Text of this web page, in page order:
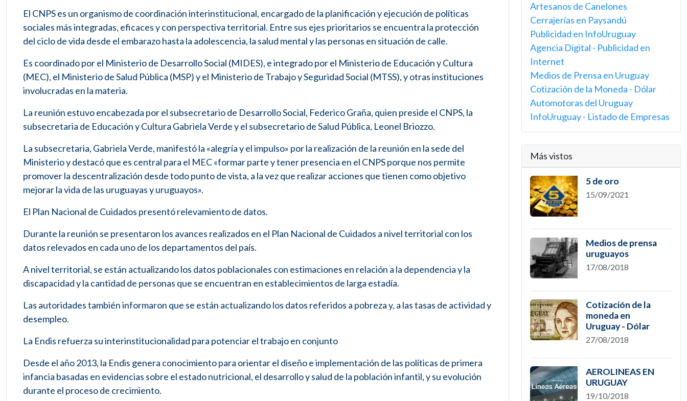
El CNPS es un organismo de coordinación interinstitucional, encargado de la planificación y ejecución de políticas
sociales más integradas, eficaces y con perspectiva territorial. Entre sus ejes prioritarios se encuentra la protección
del ciclo de vida desde el embarazo hasta la adolescencia, la salud mental y las personas en situación de calle.
Es coordinado por el Ministerio de Desarrollo Social (MIDES), e integrado por el Ministerio de Educación y Cultura
(MEC), el Ministerio de Salud Pública (MSP) y el Ministerio de Trabajo y Seguridad Social (MTSS), y otras instituciones
involucradas en la materia.
La reunión estuvo encabezada por el subsecretario de Desarrollo Social, Federico Graña, quien preside el CNPS, la
subsecretaria de Educación y Cultura Gabriela Verde y el subsecretario de Salud Pública, Leonel Briozzo.
La subsecretaria, Gabriela Verde, manifestó la «alegría y el impulso» por la realización de la reunión en la sede del
Ministerio y destacó que es central para el MEC «formar parte y tener presencia en el CNPS porque nos permite
promover la descentralización desde todo punto de vista, a la vez que realizar acciones que tienen como objetivo
mejorar la vida de las uruguayas y uruguayos».
El Plan Nacional de Cuidados presentó relevamiento de datos.
Durante la reunión se presentaron los avances realizados en el Plan Nacional de Cuidados a nivel territorial con los
datos relevados en cada uno de los departamentos del país.
A nivel territorial, se están actualizando los datos poblacionales con estimaciones en relación a la dependencia y la
discapacidad y la cantidad de personas que se encuentran en establecimientos de larga estadía.
Las autoridades también informaron que se están actualizando los datos referidos a pobreza y, a las tasas de actividad y
desempleo.
La Endis refuerza su interinstitucionalidad para potenciar el trabajo en conjunto
Desde el año 2013, la Endis genera conocimiento para orientar el diseño e implementación de las políticas de primera
infancia basadas en evidencias sobre el estado nutricional, el desarrollo y salud de la población infantil, y su evolución
durante el proceso de crecimiento.
Artesanos de Canelones
Cerrajerías en Paysandú
Publicidad en InfoUruguay
Agencia Digital - Publicidad en
Internet
Medios de Prensa en Uruguay
Cotización de la Moneda - Dólar
Automotoras del Uruguay
InfoUruguay - Listado de Empresas
Más vistos
5 de oro
15/09/2021
Medios de prensa
uruguayos
17/08/2018
Cotización de la
moneda en
Uruguay - Dólar
27/08/2018
AEROLINEAS EN
URUGUAY
19/10/2018